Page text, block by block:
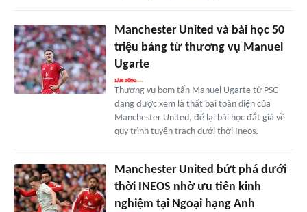
Manchester United và bài học 50
triệu bảng từ thương vụ Manuel
Ugarte
Thương vụ bom tấn Manuel Ugarte từ PSG
đang được xem là thất bại toàn diện của
Manchester United, để lại bài học đắt giá về
quy trình tuyển trạch dưới thời Ineos.
Manchester United bứt phá dưới
thời INEOS nhờ ưu tiên kinh
nghiệm tại Ngoại hạng Anh